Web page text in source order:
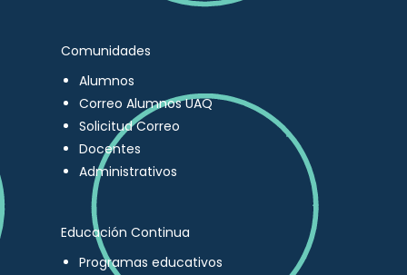
Comunidades
Alumnos
Correo Alumnos UAQ
Solicitud Correo
Docentes
Administrativos
Educación Continua
Programas educativos